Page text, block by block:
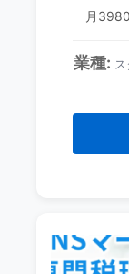
月
業種: